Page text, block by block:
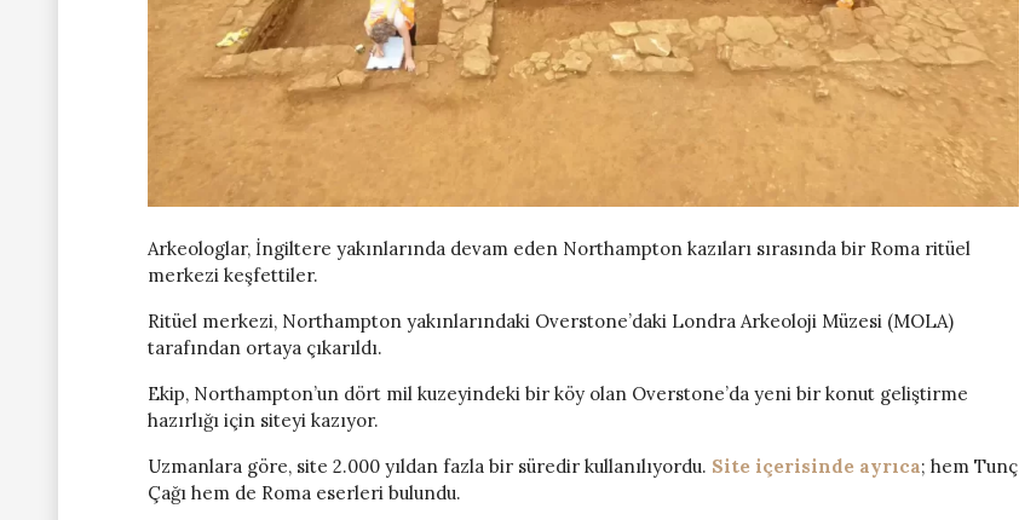
Arkeologlar, İngiltere yakınlarında devam eden Northampton kazıları sırasında bir Roma ritüel
merkezi keşfettiler.
Ritüel merkezi, Northampton yakınlarındaki Overstone’daki Londra Arkeoloji Müzesi (MOLA)
tarafından ortaya çıkarıldı.
Ekip, Northampton’un dört mil kuzeyindeki bir köy olan Overstone’da yeni bir konut geliştirme
hazırlığı için siteyi kazıyor.
Uzmanlara göre, site 2.000 yıldan fazla bir süredir kullanılıyordu. Site içerisinde ayrıca; hem Tunç
Çağı hem de Roma eserleri bulundu.